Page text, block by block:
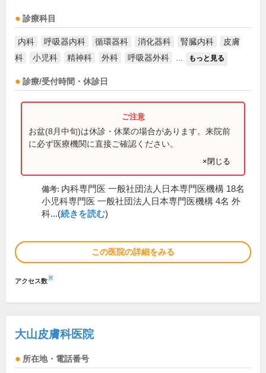
診療科目
内科 呼吸器内科 循環器科 消化器科 腎臓内科
皮膚
科
小児科 精神科 外科 呼吸器外科 もっと見る
診療/受付時間・休診日
お盆(8月中旬)は休診・休業の場合があります。来院前
に必ず医療機関に直接ご確認ください。
×閉じる
備考: 内科専門医 一般社団法人日本専門医機構 18名
小児科専門医 一般社団法人日本専門医機構 4名 外
科...(続きを読む)
この医院の詳細をみる
アクセス数※
大山皮膚科医院
所在地・電話番号